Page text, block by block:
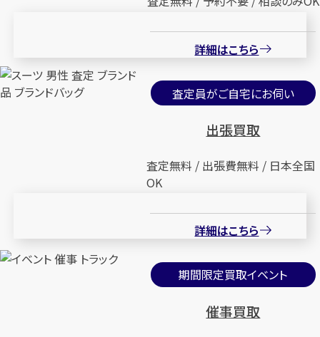
詳細はこちら
査定員がご自宅にお伺い
出張買取
査定無料 / 出張費無料 / 日本全国
OK
詳細はこちら
期間限定買取イベント
催事買取